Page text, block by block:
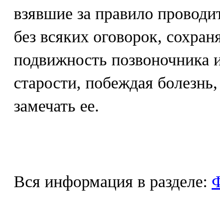
взявшие за правило
без всяких оговорок,
подвижность позвоночника
старости, побеждая
замечать ее.
Вся информация в разделе: